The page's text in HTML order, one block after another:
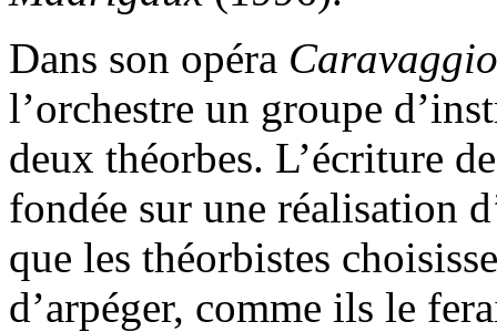
Dans son opéra Caravaggio
l’orchestre un groupe
deux théorbes. L’écriture
fondée sur une réalisation
que les théorbistes
d’arpéger, comme ils le